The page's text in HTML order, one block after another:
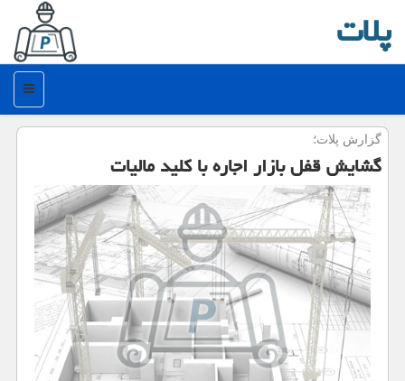
پلات
منو
گزارش پلات؛
گشایش قفل بازار اجاره با کلید مالیات